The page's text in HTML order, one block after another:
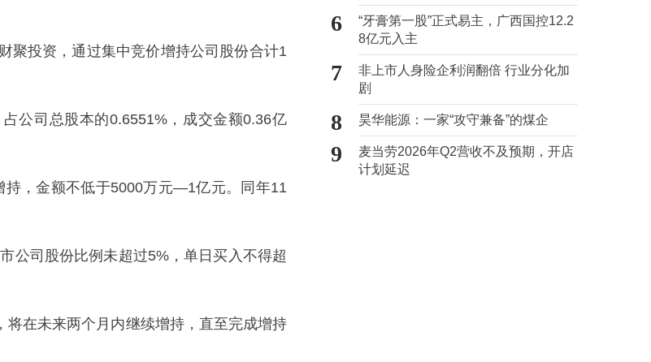
聚投资，通过集中竞价增持公司股份合计1
公司总股本的0.6551%，成交金额0.36亿
，金额不低于5000万元—1亿元。同年11
公司股份比例未超过5%，单日买入不得超
在未来两个月内继续增持，直至完成增持
6
“牙膏第一股”正式易主，广西国控12.2
8亿元入主
7
非上市人身险企利润翻倍 行业分化加
剧
8 昊华能源：一家“攻守兼备”的煤企
9
麦当劳2026年Q2营收不及预期，开店
计划延迟